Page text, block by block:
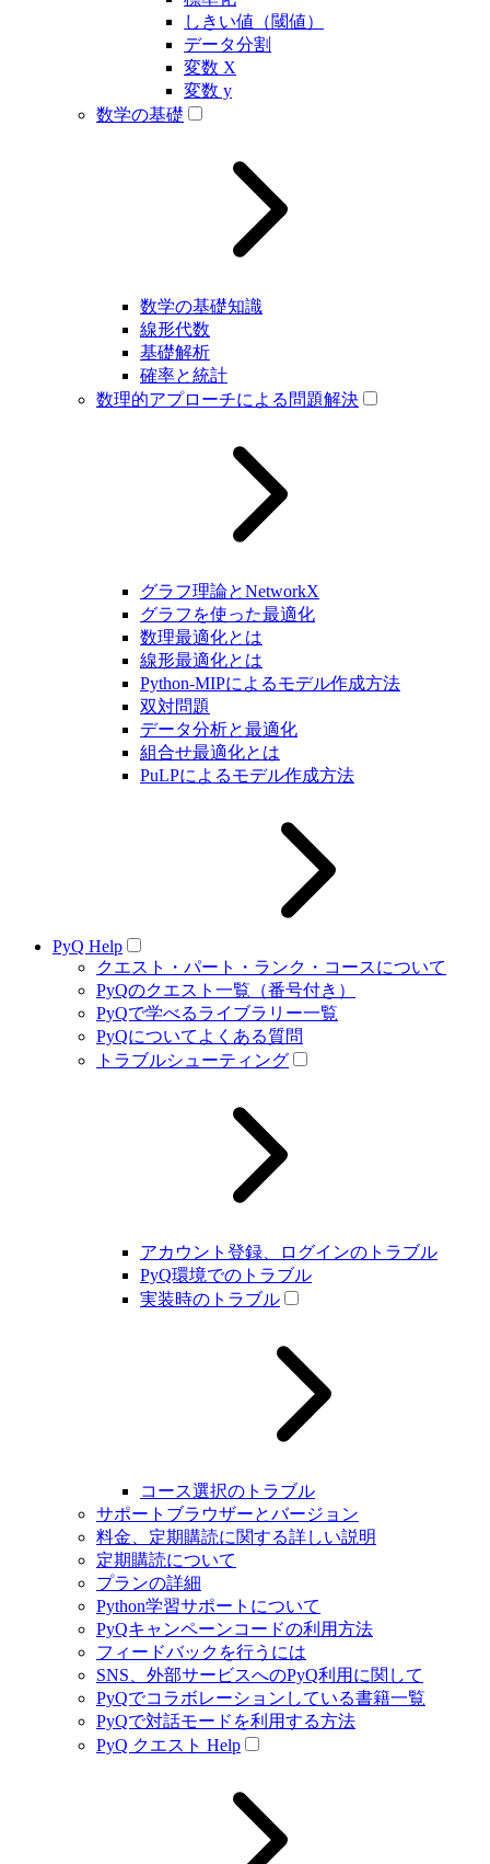
しきい値（閾値）
データ分割
変数 X
変数 y
数学の基礎
数学の基礎知識
線形代数
基礎解析
確率と統計
数理的アプローチによる問題解決
グラフ理論とNetworkX
グラフを使った最適化
数理最適化とは
線形最適化とは
Python-MIPによるモデル作成方法
双対問題
データ分析と最適化
組合せ最適化とは
PuLPによるモデル作成方法
PyQ Help
クエスト・パート・ランク・コースについて
PyQのクエスト一覧（番号付き）
PyQで学べるライブラリー一覧
PyQについてよくある質問
トラブルシューティング
アカウント登録、ログインのトラブル
PyQ環境でのトラブル
実装時のトラブル
コース選択のトラブル
サポートブラウザーとバージョン
料金、定期購読に関する詳しい説明
定期購読について
プランの詳細
Python学習サポートについて
PyQキャンペーンコードの利用方法
フィードバックを行うには
SNS、外部サービスへのPyQ利用に関して
PyQでコラボレーションしている書籍一覧
PyQで対話モードを利用する方法
PyQ クエスト Help